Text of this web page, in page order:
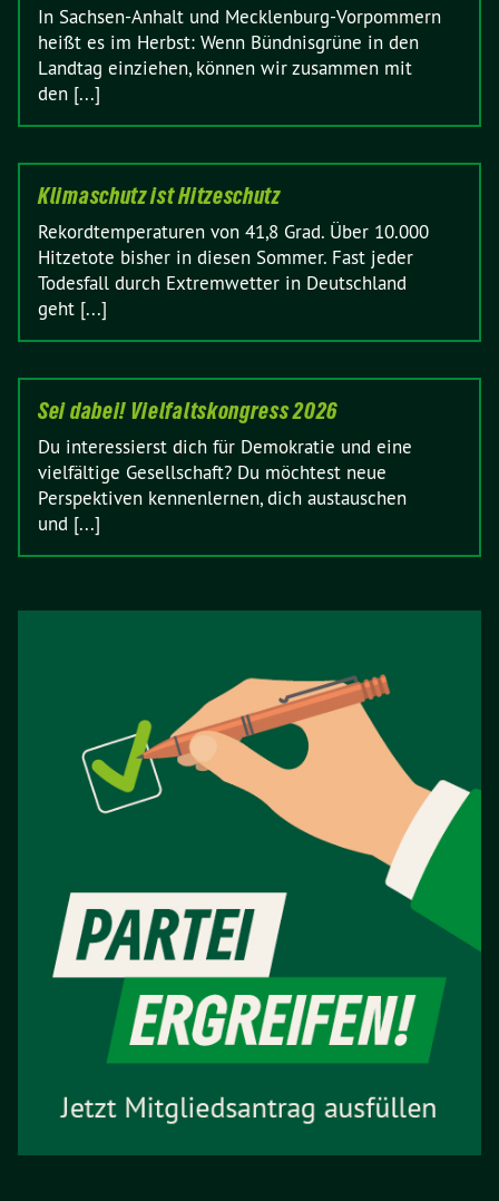
In Sachsen-Anhalt und Mecklenburg-Vorpommern
heißt es im Herbst: Wenn Bündnisgrüne in den
Landtag einziehen, können wir zusammen mit
den [...]
Klimaschutz ist Hitzeschutz
Rekordtemperaturen von 41,8 Grad. Über 10.000
Hitzetote bisher in diesen Sommer. Fast jeder
Todesfall durch Extremwetter in Deutschland
geht [...]
Sei dabei! Vielfaltskongress 2026
Du interessierst dich für Demokratie und eine
vielfältige Gesellschaft? Du möchtest neue
Perspektiven kennenlernen, dich austauschen
und [...]